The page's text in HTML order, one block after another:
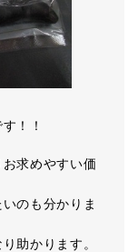
！！
求めやすい価
のも分かりま
助かります。